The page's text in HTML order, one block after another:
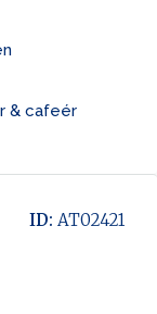
& cafeér
ID: AT02421